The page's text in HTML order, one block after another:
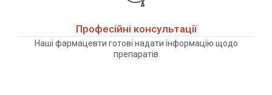
Професійні консультації
Наші фармацевти готові надати інформацію щодо
препаратів